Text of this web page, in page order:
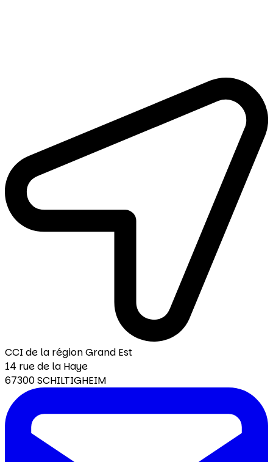
CCI de la région Grand Est
14 rue de la Haye
67300 SCHILTIGHEIM